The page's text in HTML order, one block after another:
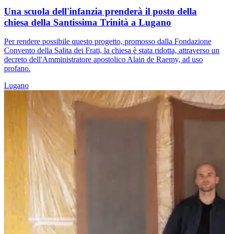
Una scuola dell'infanzia prenderà il posto della
chiesa della Santissima Trinità a Lugano
Per rendere possibile questo progetto, promosso dalla Fondazione
Convento della Salita dei Frati, la chiesa è stata ridotta, attraverso un
decreto dell'Amministratore apostolico Alain de Raemy, ad uso
profano.
Lugano